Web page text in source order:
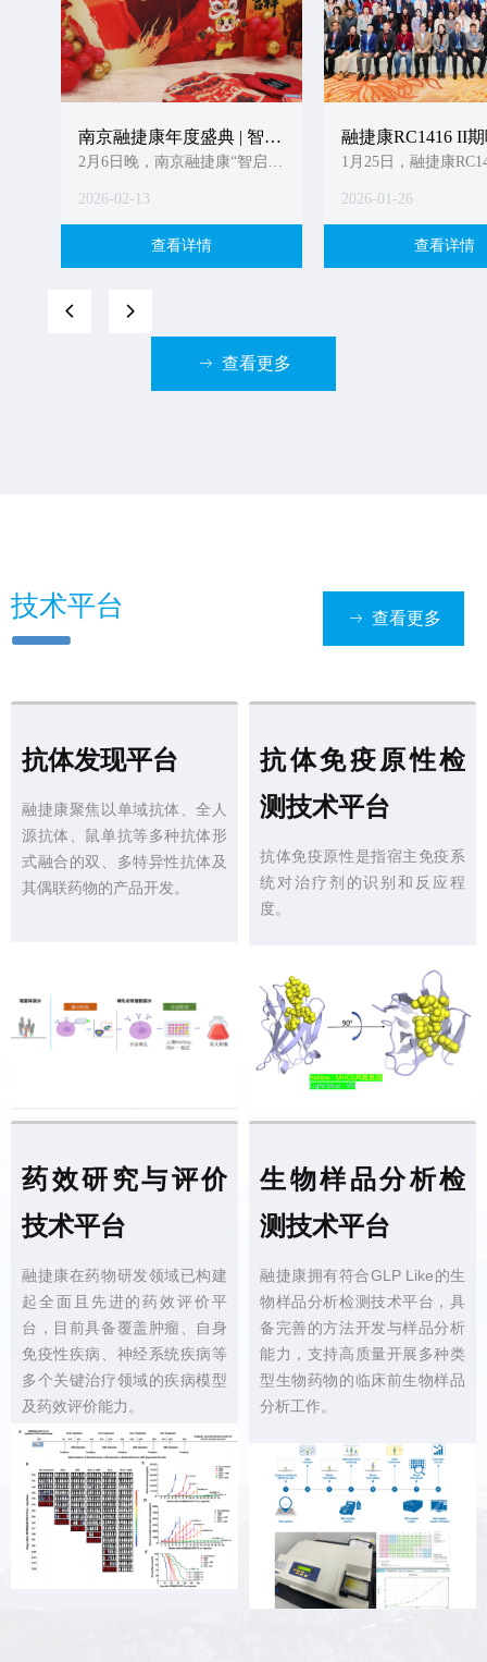
技术平台 ꁹ 查看更多
抗体发现平台
融捷康聚焦以单域抗体、全人
源抗体、鼠单抗等多种抗体形
式融合的双、多特异性抗体及
其偶联药物的产品开发。
抗体免疫原性检
测技术平台
抗体免疫原性是指宿主免疫系
统对治疗剂的识别和反应程
度。
药效研究与评价
技术平台
融捷康在药物研发领域已构建
起全面且先进的药效评价平
台，目前具备覆盖肿瘤、自身
免疫性疾病、神经系统疾病等
多个关键治疗领域的疾病模型
及药效评价能力。
生物样品分析检
测技术平台
融捷康拥有符合GLP Like的生
物样品分析检测技术平台，具
备完善的方法开发与样品分析
能力，支持高质量开展多种类
型生物药物的临床前生物样品
分析工作。
南京融捷康年度盛典 | 智启
新程 捷力奋进
2月6日晚，南京融捷康“智启新
2026-02-13
查看详情
融捷康RC1416 II
床研究项目启动暨
究者会圆满召开
1月25日，融捷康
2026-01-26
查看详情
넳 넲
ꁹ 查看更多